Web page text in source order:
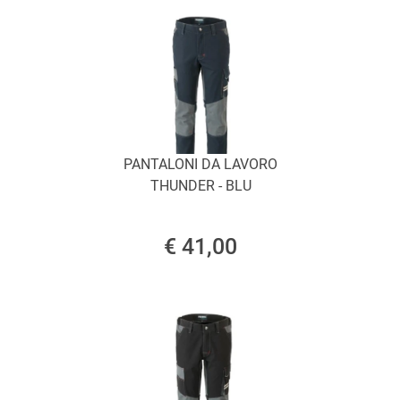
PANTALONI DA LAVORO
THUNDER - BLU
€ 41,00